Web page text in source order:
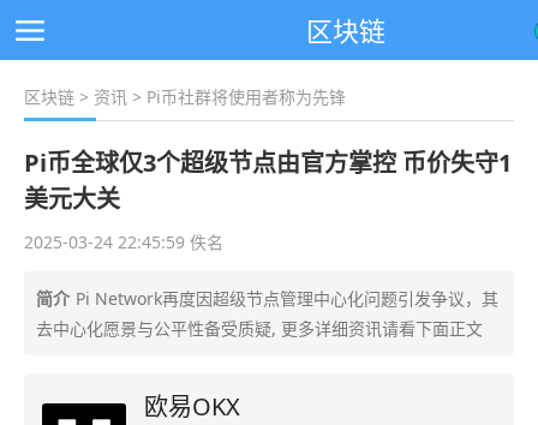
区块链
区块链 > 资讯 > Pi币社群将使用者称为先锋
Pi币全球仅3个超级节点由官方掌控 币价失守1
美元大关
2025-03-24 22:45:59 佚名
简介 Pi Network再度因超级节点管理中心化问题引发争议，其
去中心化愿景与公平性备受质疑, 更多详细资讯请看下面正文
欧易OKX